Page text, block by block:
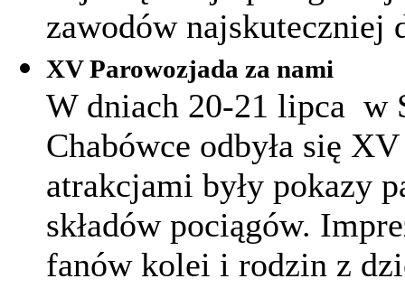
zawodów najskuteczniej
XV Parowozjada za nami
W dniach 20-21 lipca w
Chabówce odbyła się
atrakcjami były pokazy
składów pociągów.
fanów kolei i rodzin z